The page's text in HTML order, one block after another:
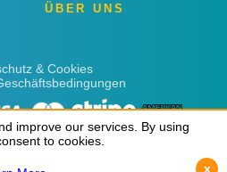
ÜBER UNS
& Cookies
improve our services. By using
to cookies.
x
improve our services. By using
to cookies.
x